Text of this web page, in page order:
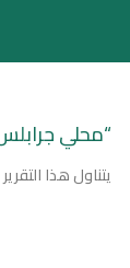
“محلي
يتناول هذا